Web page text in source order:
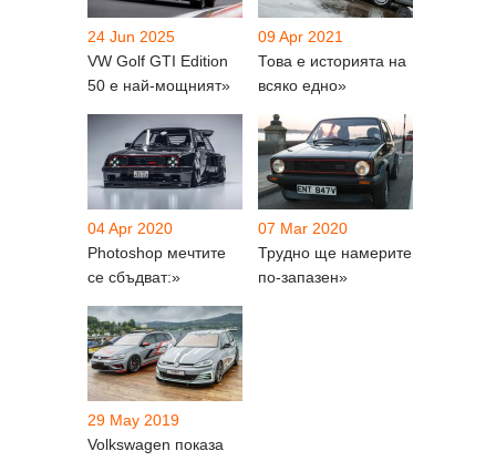
24 Jun 2025
VW Golf GTI Edition
50 е най-мощният»
09 Apr 2021
Това е историята на
всяко едно»
04 Apr 2020
Photoshop мечтите
се сбъдват:»
07 Mar 2020
Трудно ще намерите
по-запазен»
29 May 2019
Volkswagen показа